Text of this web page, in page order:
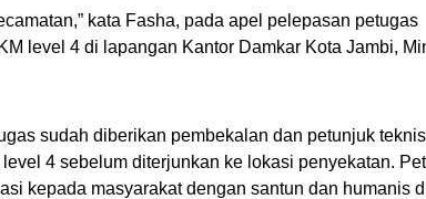
kata Fasha, pada apel pelepasan petugas
level 4 di lapangan Kantor Damkar Kota Jambi,
sudah diberikan pembekalan dan petunjuk
4 sebelum diterjunkan ke lokasi penyekatan.
kepada masyarakat dengan santun dan humanis